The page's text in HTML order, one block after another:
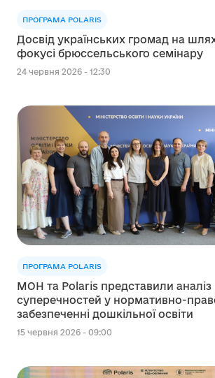
ПРОГРАМА POLARIS
Досвід українських громад на
фокусі брюссельського семінару
24 червня 2026 - 12:30
ПРОГРАМА POLARIS
МОН та Polaris представили аналіз
суперечностей у нормативно-
забезпеченні дошкільної освіти
15 червня 2026 - 09:00